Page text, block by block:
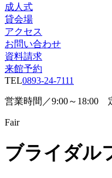
成人式
貸会場
アクセス
お問い合わせ
資料請求
来館予約
TEL0893-24-7111
営業時間／9:00～18:00
Fair
ブライダル